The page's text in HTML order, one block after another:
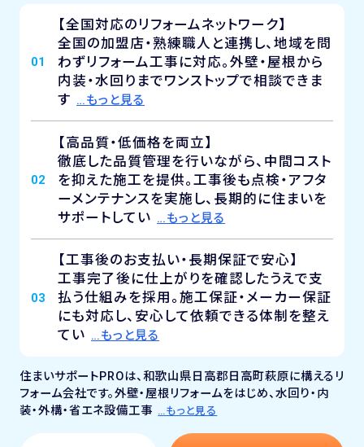
01
【全国対応のリフォームネットワーク】
全国の加盟店・熟練職人と連携し、地域を問
わずリフォーム工事に対応。外壁・屋根から
内装・水回りまでワンストップで相談できま
す …もっと見る
02
【高品質・低価格を両立】
徹底した品質管理を行いながら、中間コスト
を抑えた施工を提供。工事後も点検・アフタ
ーメンテナンスを実施し、長期的に住まいを
サポートしてい …もっと見る
03
【工事後のお支払い・長期保証で安心】
工事完了後に仕上がりを確認したうえで支
払う仕組みを採用。施工保証・メーカー保証
にも対応し、安心して依頼できる体制を整え
てい …もっと見る
住まいサポートPROは、 和歌山県日高郡日高町萩原に構えるリ
フォーム会社です。外壁・屋根リフォームをはじめ、水回り・内
装・外構・省エネ設備工事 …もっと見る